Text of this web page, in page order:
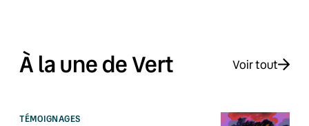
À la une de Vert Voir tout
TÉMOIGNAGES